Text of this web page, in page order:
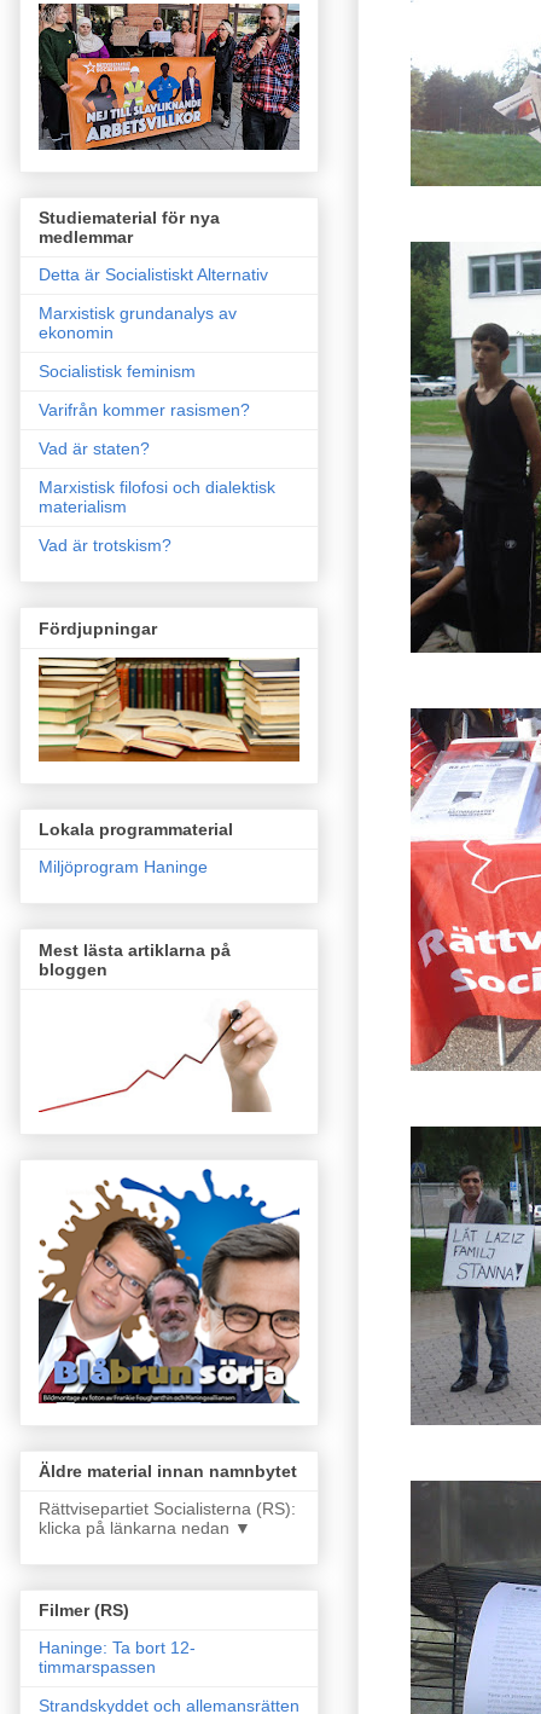
Studiematerial för nya
medlemmar
Detta är Socialistiskt Alternativ
Marxistisk grundanalys av
ekonomin
Socialistisk feminism
Varifrån kommer rasismen?
Vad är staten?
Marxistisk filofosi och dialektisk
materialism
Vad är trotskism?
Fördjupningar
Lokala programmaterial
Miljöprogram Haninge
Mest lästa artiklarna på
bloggen
Äldre material innan namnbytet
Rättvisepartiet Socialisterna (RS):
klicka på länkarna nedan ▼
Filmer (RS)
Haninge: Ta bort 12-
timmarspassen
Strandskyddet och allemansrätten